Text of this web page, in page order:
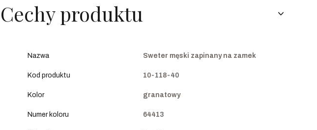
Cechy produktu
Nazwa Sweter męski zapinany na zamek
Kod produktu 10-118-40
Kolor granatowy
Numer koloru 64413